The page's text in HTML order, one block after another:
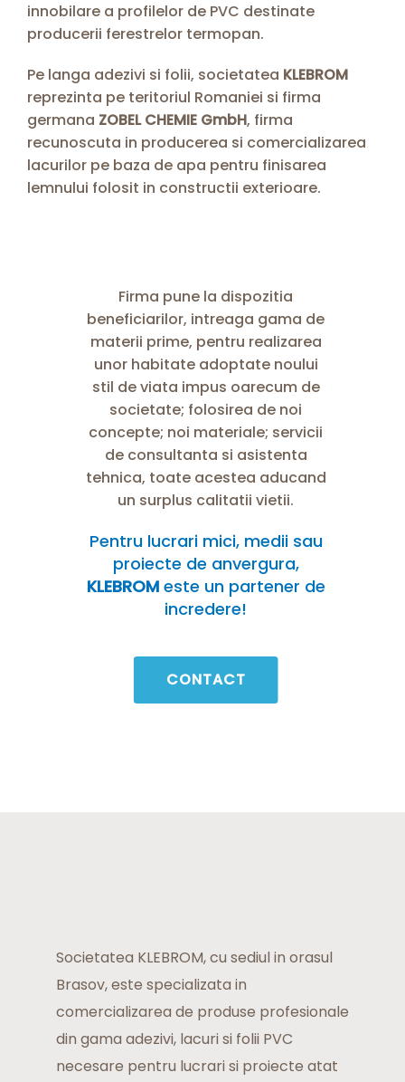
innobilare a profilelor de PVC destinate
producerii ferestrelor termopan.
Pe langa adezivi si folii, societatea KLEBROM
reprezinta pe teritoriul Romaniei si firma
germana ZOBEL CHEMIE GmbH, firma
recunoscuta in producerea si comercializarea
lacurilor pe baza de apa pentru finisarea
lemnului folosit in constructii exterioare.
Firma pune la dispozitia
beneficiarilor, intreaga gama de
materii prime, pentru realizarea
unor habitate adoptate noului
stil de viata impus oarecum de
societate; folosirea de noi
concepte; noi materiale; servicii
de consultanta si asistenta
tehnica, toate acestea aducand
un surplus calitatii vietii.
Pentru lucrari mici, medii sau
proiecte de anvergura,
KLEBROMeste un partener de
incredere!
CONTACT
Societatea KLEBROM, cu sediul in orasul
Brasov, este specializata in
comercializarea de produse profesionale
din gama adezivi, lacuri si folii PVC
necesare pentru lucrari si proiecte atat